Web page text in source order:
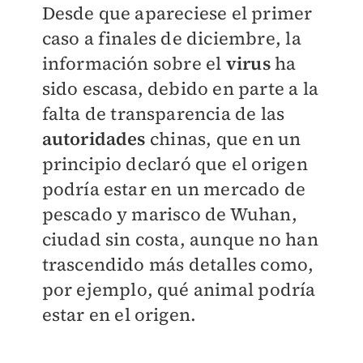
Desde que apareciese el primer
caso a finales de diciembre, la
información sobre el virusha
sido escasa, debido en parte a la
falta de transparencia de las
autoridades chinas, que en un
principio declaró que el origen
podría estar en un mercado de
pescado y marisco de Wuhan,
ciudad sin costa, aunque no han
trascendido más detalles como,
por ejemplo, qué animal podría
estar en el origen.